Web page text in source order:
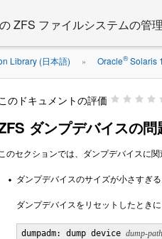
ZFS ファイルシステムの管理
Library (日本語) » Oracle®Solaris
のドキュメントの評価
ダンプデバイスの
このセクションでは、ダンプデバイスに
ダンプデバイスのサイズが小さすぎる
ダンプデバイスをリセットしたとき
dumpadm: dump device dump-path